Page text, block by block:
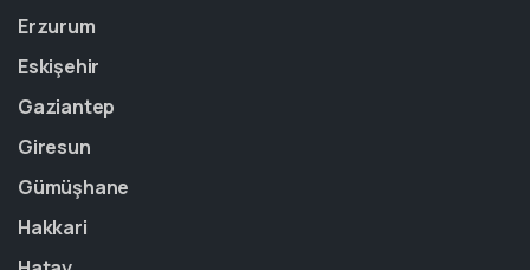
Erzurum
Eskişehir
Gaziantep
Giresun
Gümüşhane
Hakkari